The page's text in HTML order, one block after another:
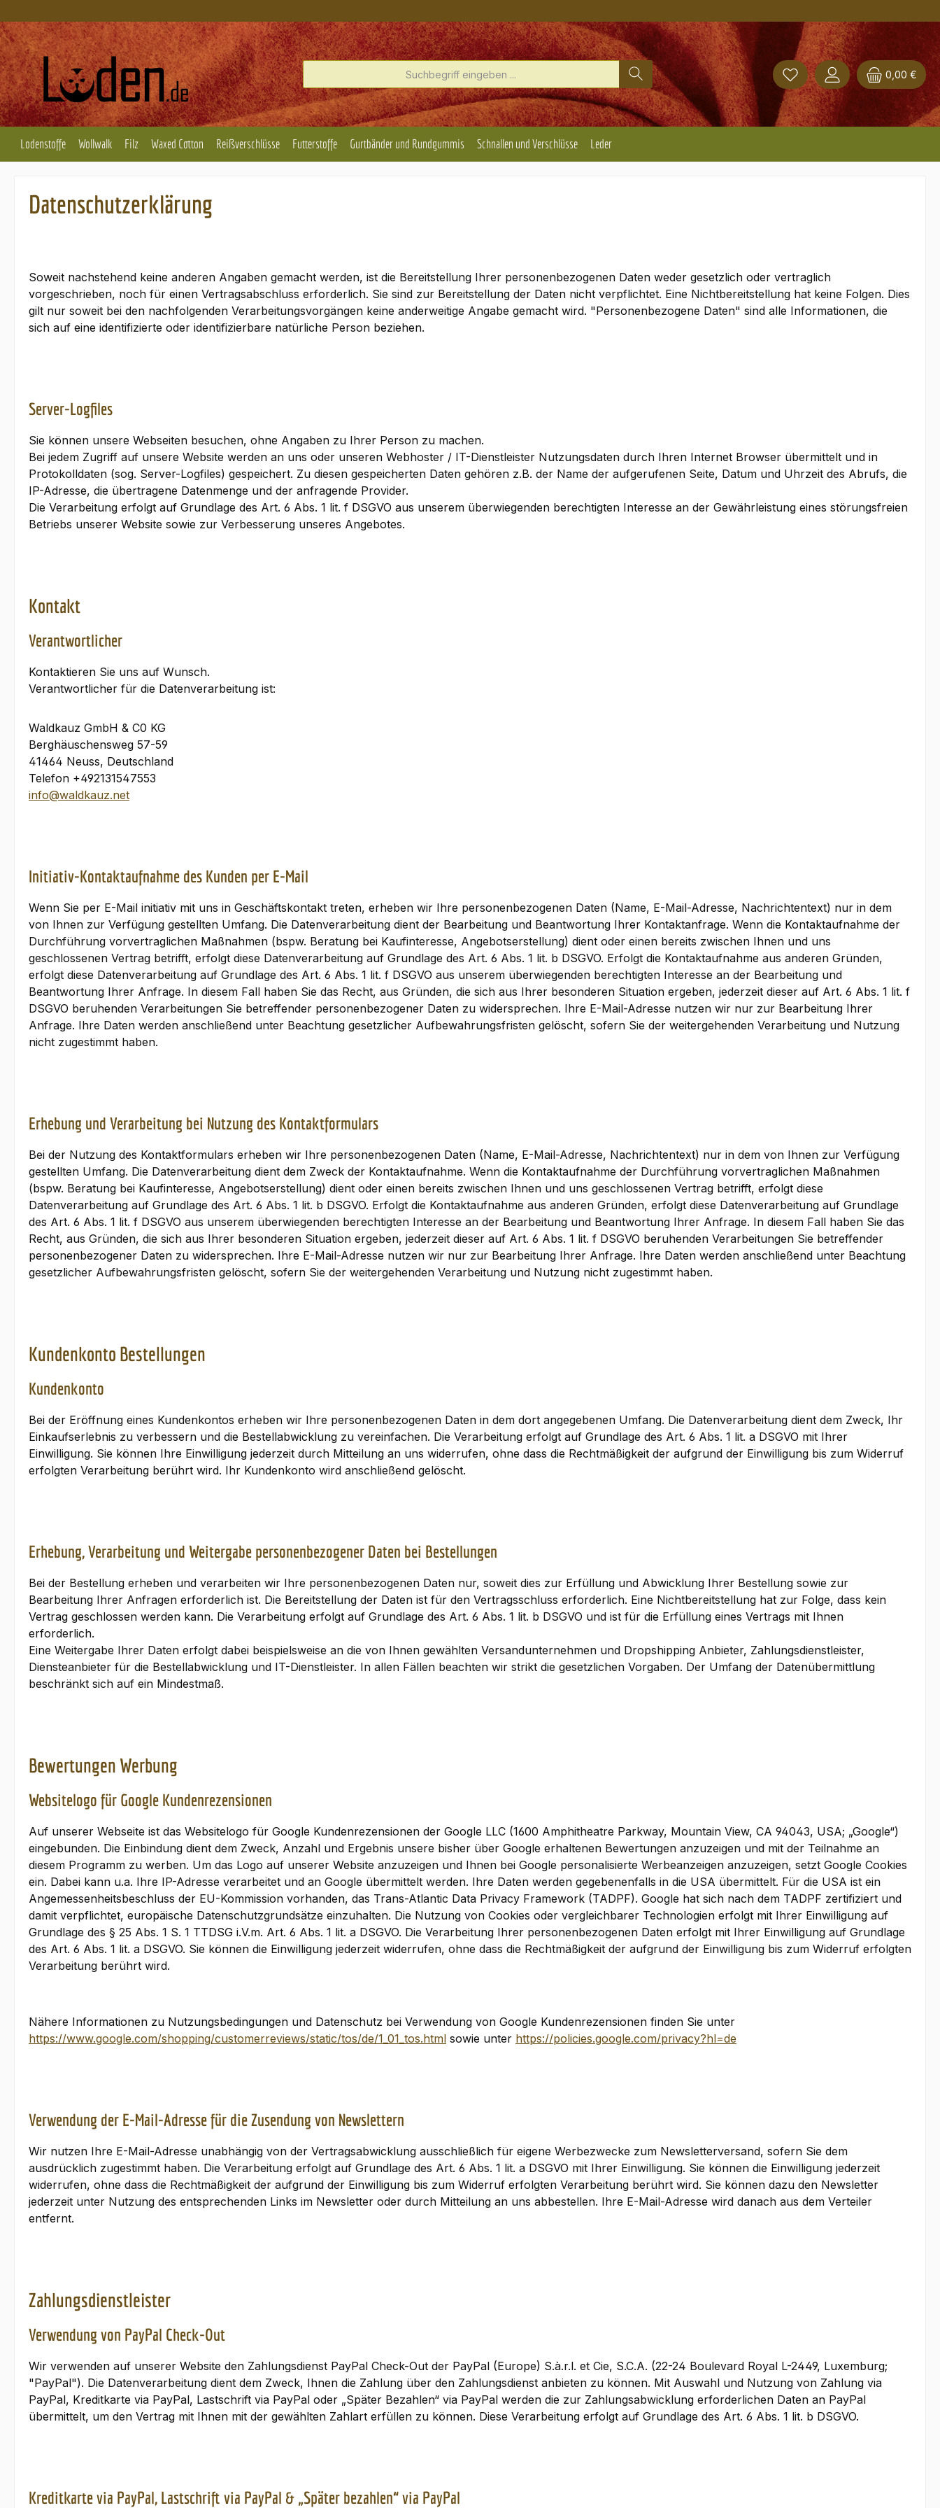
0,00 €
Lodenstoffe Wollwalk Filz Waxed Cotton Reißverschlüsse Futterstoffe Gurtbänder und Rundgummis Schnallen und Verschlüsse Leder
Datenschutzerklärung
Soweit nachstehend keine anderen Angaben gemacht werden, ist die Bereitstellung Ihrer personenbezogenen Daten weder gesetzlich oder vertraglich
vorgeschrieben, noch für einen Vertragsabschluss erforderlich. Sie sind zur Bereitstellung der Daten nicht verpflichtet. Eine Nichtbereitstellung hat keine Folgen. Dies
gilt nur soweit bei den nachfolgenden Verarbeitungsvorgängen keine anderweitige Angabe gemacht wird. "Personenbezogene Daten" sind alle Informationen, die
sich auf eine identifizierte oder identifizierbare natürliche Person beziehen.
Server-Logfiles
Sie können unsere Webseiten besuchen, ohne Angaben zu Ihrer Person zu machen.
Bei jedem Zugriff auf unsere Website werden an uns oder unseren Webhoster / IT-Dienstleister Nutzungsdaten durch Ihren Internet Browser übermittelt und in
Protokolldaten (sog. Server-Logfiles) gespeichert. Zu diesen gespeicherten Daten gehören z.B. der Name der aufgerufenen Seite, Datum und Uhrzeit des Abrufs, die
IP-Adresse, die übertragene Datenmenge und der anfragende Provider.
Die Verarbeitung erfolgt auf Grundlage des Art. 6 Abs. 1 lit. f DSGVO aus unserem überwiegenden berechtigten Interesse an der Gewährleistung eines störungsfreien
Betriebs unserer Website sowie zur Verbesserung unseres Angebotes.
Kontakt
Verantwortlicher
Kontaktieren Sie uns auf Wunsch.
Verantwortlicher für die Datenverarbeitung ist:
Waldkauz GmbH & C0 KG
Berghäuschensweg 57-59
41464 Neuss, Deutschland
Telefon +492131547553
info@waldkauz.net
Initiativ-Kontaktaufnahme des Kunden per E-Mail
Wenn Sie per E-Mail initiativ mit uns in Geschäftskontakt treten, erheben wir Ihre personenbezogenen Daten (Name, E-Mail-Adresse, Nachrichtentext) nur in dem
von Ihnen zur Verfügung gestellten Umfang. Die Datenverarbeitung dient der Bearbeitung und Beantwortung Ihrer Kontaktanfrage. Wenn die Kontaktaufnahme der
Durchführung vorvertraglichen Maßnahmen (bspw. Beratung bei Kaufinteresse, Angebotserstellung) dient oder einen bereits zwischen Ihnen und uns
geschlossenen Vertrag betrifft, erfolgt diese Datenverarbeitung auf Grundlage des Art. 6 Abs. 1 lit. b DSGVO. Erfolgt die Kontaktaufnahme aus anderen Gründen,
erfolgt diese Datenverarbeitung auf Grundlage des Art. 6 Abs. 1 lit. f DSGVO aus unserem überwiegenden berechtigten Interesse an der Bearbeitung und
Beantwortung Ihrer Anfrage. In diesem Fall haben Sie das Recht, aus Gründen, die sich aus Ihrer besonderen Situation ergeben, jederzeit dieser auf Art. 6 Abs. 1 lit. f
DSGVO beruhenden Verarbeitungen Sie betreffender personenbezogener Daten zu widersprechen. Ihre E-Mail-Adresse nutzen wir nur zur Bearbeitung Ihrer
Anfrage. Ihre Daten werden anschließend unter Beachtung gesetzlicher Aufbewahrungsfristen gelöscht, sofern Sie der weitergehenden Verarbeitung und Nutzung
nicht zugestimmt haben.
Erhebung und Verarbeitung bei Nutzung des Kontaktformulars
Bei der Nutzung des Kontaktformulars erheben wir Ihre personenbezogenen Daten (Name, E-Mail-Adresse, Nachrichtentext) nur in dem von Ihnen zur Verfügung
gestellten Umfang. Die Datenverarbeitung dient dem Zweck der Kontaktaufnahme. Wenn die Kontaktaufnahme der Durchführung vorvertraglichen Maßnahmen
(bspw. Beratung bei Kaufinteresse, Angebotserstellung) dient oder einen bereits zwischen Ihnen und uns geschlossenen Vertrag betrifft, erfolgt diese
Datenverarbeitung auf Grundlage des Art. 6 Abs. 1 lit. b DSGVO. Erfolgt die Kontaktaufnahme aus anderen Gründen, erfolgt diese Datenverarbeitung auf Grundlage
des Art. 6 Abs. 1 lit. f DSGVO aus unserem überwiegenden berechtigten Interesse an der Bearbeitung und Beantwortung Ihrer Anfrage. In diesem Fall haben Sie das
Recht, aus Gründen, die sich aus Ihrer besonderen Situation ergeben, jederzeit dieser auf Art. 6 Abs. 1 lit. f DSGVO beruhenden Verarbeitungen Sie betreffender
personenbezogener Daten zu widersprechen. Ihre E-Mail-Adresse nutzen wir nur zur Bearbeitung Ihrer Anfrage. Ihre Daten werden anschließend unter Beachtung
gesetzlicher Aufbewahrungsfristen gelöscht, sofern Sie der weitergehenden Verarbeitung und Nutzung nicht zugestimmt haben.
Kundenkonto Bestellungen
Kundenkonto
Bei der Eröffnung eines Kundenkontos erheben wir Ihre personenbezogenen Daten in dem dort angegebenen Umfang. Die Datenverarbeitung dient dem Zweck, Ihr
Einkaufserlebnis zu verbessern und die Bestellabwicklung zu vereinfachen. Die Verarbeitung erfolgt auf Grundlage des Art. 6 Abs. 1 lit. a DSGVO mit Ihrer
Einwilligung. Sie können Ihre Einwilligung jederzeit durch Mitteilung an uns widerrufen, ohne dass die Rechtmäßigkeit der aufgrund der Einwilligung bis zum Widerruf
erfolgten Verarbeitung berührt wird. Ihr Kundenkonto wird anschließend gelöscht.
Erhebung, Verarbeitung und Weitergabe personenbezogener Daten bei Bestellungen
Bei der Bestellung erheben und verarbeiten wir Ihre personenbezogenen Daten nur, soweit dies zur Erfüllung und Abwicklung Ihrer Bestellung sowie zur
Bearbeitung Ihrer Anfragen erforderlich ist. Die Bereitstellung der Daten ist für den Vertragsschluss erforderlich. Eine Nichtbereitstellung hat zur Folge, dass kein
Vertrag geschlossen werden kann. Die Verarbeitung erfolgt auf Grundlage des Art. 6 Abs. 1 lit. b DSGVO und ist für die Erfüllung eines Vertrags mit Ihnen
erforderlich.
Eine Weitergabe Ihrer Daten erfolgt dabei beispielsweise an die von Ihnen gewählten Versandunternehmen und Dropshipping Anbieter, Zahlungsdienstleister,
Diensteanbieter für die Bestellabwicklung und IT-Dienstleister. In allen Fällen beachten wir strikt die gesetzlichen Vorgaben. Der Umfang der Datenübermittlung
beschränkt sich auf ein Mindestmaß.
Bewertungen Werbung
Websitelogo für Google Kundenrezensionen
Auf unserer Webseite ist das Websitelogo für Google Kundenrezensionen der Google LLC (1600 Amphitheatre Parkway, Mountain View, CA 94043, USA; „Google“)
eingebunden. Die Einbindung dient dem Zweck, Anzahl und Ergebnis unsere bisher über Google erhaltenen Bewertungen anzuzeigen und mit der Teilnahme an
diesem Programm zu werben. Um das Logo auf unserer Website anzuzeigen und Ihnen bei Google personalisierte Werbeanzeigen anzuzeigen, setzt Google Cookies
ein. Dabei kann u.a. Ihre IP-Adresse verarbeitet und an Google übermittelt werden. Ihre Daten werden gegebenenfalls in die USA übermittelt. Für die USA ist ein
Angemessenheitsbeschluss der EU-Kommission vorhanden, das Trans-Atlantic Data Privacy Framework (TADPF). Google hat sich nach dem TADPF zertifiziert und
damit verpflichtet, europäische Datenschutzgrundsätze einzuhalten. Die Nutzung von Cookies oder vergleichbarer Technologien erfolgt mit Ihrer Einwilligung auf
Grundlage des § 25 Abs. 1 S. 1 TTDSG i.V.m. Art. 6 Abs. 1 lit. a DSGVO. Die Verarbeitung Ihrer personenbezogenen Daten erfolgt mit Ihrer Einwilligung auf Grundlage
des Art. 6 Abs. 1 lit. a DSGVO. Sie können die Einwilligung jederzeit widerrufen, ohne dass die Rechtmäßigkeit der aufgrund der Einwilligung bis zum Widerruf erfolgten
Verarbeitung berührt wird.
Nähere Informationen zu Nutzungsbedingungen und Datenschutz bei Verwendung von Google Kundenrezensionen finden Sie unter
https://www.google.com/shopping/customerreviews/static/tos/de/1_01_tos.html sowie unter https://policies.google.com/privacy?hl=de
Verwendung der E-Mail-Adresse für die Zusendung von Newslettern
Wir nutzen Ihre E-Mail-Adresse unabhängig von der Vertragsabwicklung ausschließlich für eigene Werbezwecke zum Newsletterversand, sofern Sie dem
ausdrücklich zugestimmt haben. Die Verarbeitung erfolgt auf Grundlage des Art. 6 Abs. 1 lit. a DSGVO mit Ihrer Einwilligung. Sie können die Einwilligung jederzeit
widerrufen, ohne dass die Rechtmäßigkeit der aufgrund der Einwilligung bis zum Widerruf erfolgten Verarbeitung berührt wird. Sie können dazu den Newsletter
jederzeit unter Nutzung des entsprechenden Links im Newsletter oder durch Mitteilung an uns abbestellen. Ihre E-Mail-Adresse wird danach aus dem Verteiler
entfernt.
Zahlungsdienstleister
Verwendung von PayPal Check-Out
Wir verwenden auf unserer Website den Zahlungsdienst PayPal Check-Out der PayPal (Europe) S.à.r.l. et Cie, S.C.A. (22-24 Boulevard Royal L-2449, Luxemburg;
"PayPal"). Die Datenverarbeitung dient dem Zweck, Ihnen die Zahlung über den Zahlungsdienst anbieten zu können. Mit Auswahl und Nutzung von Zahlung via
PayPal, Kreditkarte via PayPal, Lastschrift via PayPal oder „Später Bezahlen“ via PayPal werden die zur Zahlungsabwicklung erforderlichen Daten an PayPal
übermittelt, um den Vertrag mit Ihnen mit der gewählten Zahlart erfüllen zu können. Diese Verarbeitung erfolgt auf Grundlage des Art. 6 Abs. 1 lit. b DSGVO.
Kreditkarte via PayPal, Lastschrift via PayPal & „Später bezahlen“ via PayPal